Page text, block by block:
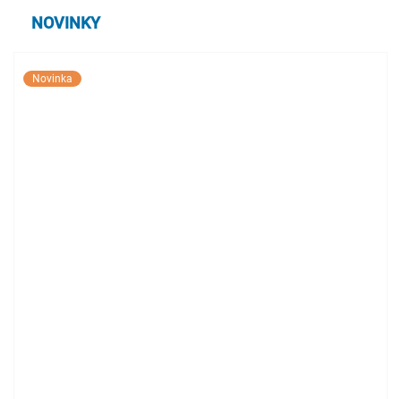
NOVINKY
Novinka